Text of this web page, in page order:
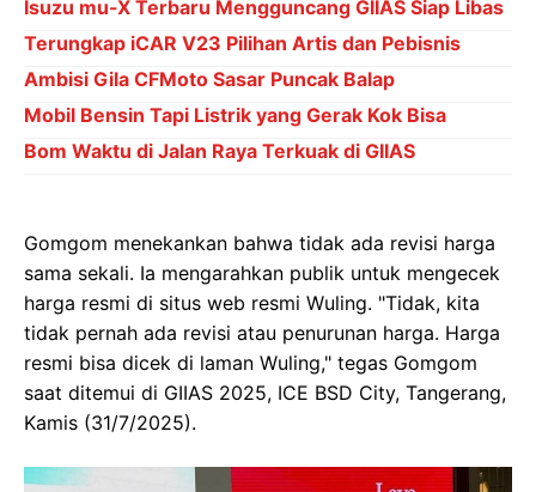
Isuzu mu-X Terbaru Mengguncang GIIAS Siap Libas
Terungkap iCAR V23 Pilihan Artis dan Pebisnis
Ambisi Gila CFMoto Sasar Puncak Balap
Mobil Bensin Tapi Listrik yang Gerak Kok Bisa
Bom Waktu di Jalan Raya Terkuak di GIIAS
Gomgom menekankan bahwa tidak ada revisi harga
sama sekali. Ia mengarahkan publik untuk mengecek
harga resmi di situs web resmi Wuling. "Tidak, kita
tidak pernah ada revisi atau penurunan harga. Harga
resmi bisa dicek di laman Wuling," tegas Gomgom
saat ditemui di GIIAS 2025, ICE BSD City, Tangerang,
Kamis (31/7/2025).